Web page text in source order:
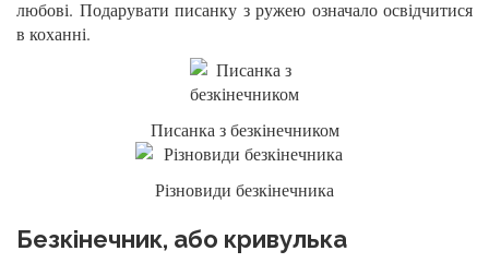
любові. Подарувати писанку з ружею означало освідчитися
в коханні.
Писанка з безкінечником
Різновиди безкінечника
Безкінечник, або кривулька